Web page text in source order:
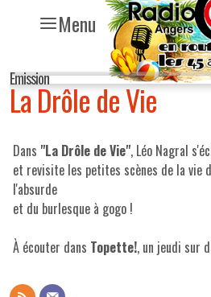
Menu
Emission
La Drôle de Vie
Dans "La Drôle de Vie", Léo Nagral
et revisite les petites scènes de la vie
l'absurde
et du burlesque à gogo !
À écouter dans Topette!, un jeudi sur